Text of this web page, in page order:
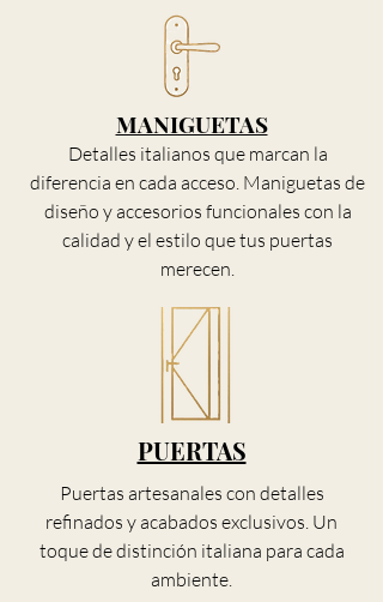
MANIGUETAS
Detalles italianos que marcan la
diferencia en cada acceso. Maniguetas de
diseño y accesorios funcionales con la
calidad y el estilo que tus puertas
merecen.
PUERTAS
Puertas artesanales con detalles
refinados y acabados exclusivos. Un
toque de distinción italiana para cada
ambiente.